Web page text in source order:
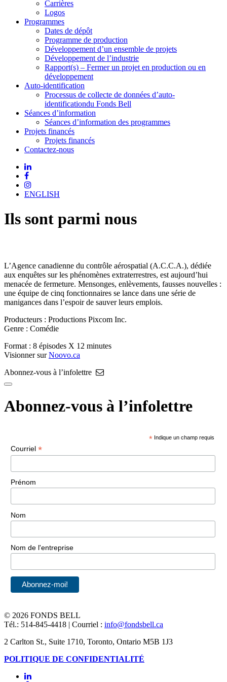
Carrières
Logos
Programmes
Dates de dépôt
Programme de production
Développement d’un ensemble de projets
Développement de l’industrie
Rapport(s) – Fermer un projet en production ou en
développement
Auto-identification
Processus de collecte de données d’auto-
identificationdu Fonds Bell
Séances d’information
Séances d’information des programmes
Projets financés
Projets financés
Contactez-nous
ENGLISH
Ils sont parmi nous
L’Agence canadienne du contrôle aérospatial (A.C.C.A.), dédiée
aux enquêtes sur les phénomènes extraterrestres, est aujourd’hui
menacée de fermeture. Mensonges, enlèvements, fausses nouvelles :
une équipe de cinq fonctionnaires se lance dans une série de
manigances dans l’espoir de sauver leurs emplois.
Producteurs : Productions Pixcom Inc.
Genre : Comédie
Format : 8 épisodes X 12 minutes
Visionner surNoovo.ca
Abonnez-vous à l’infolettre
Abonnez-vous à l’infolettre
* Indique un champ requis
Courriel *
Prénom
Nom
Nom de l'entreprise
© 2026 FONDS BELL
Tél.: 514-845-4418 | Courriel : info@fondsbell.ca
2 Carlton St., Suite 1710, Toronto, Ontario M5B 1J3
POLITIQUE DE CONFIDENTIALITÉ